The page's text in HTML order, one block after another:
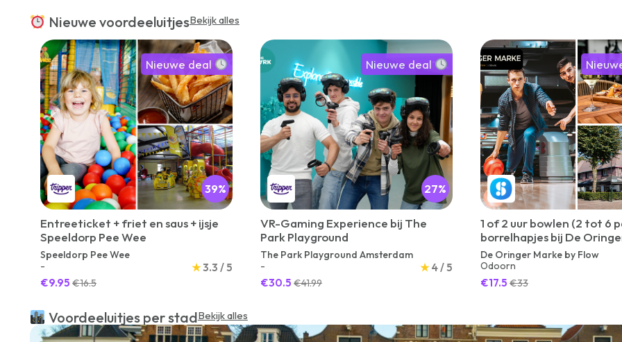
Nieuwe voordeeluitjesBekijk alles
Nieuwe deal
39%
Entreeticket + friet en saus + ijsje
Speeldorp Pee Wee
Speeldorp Pee Wee
-
★3.3 / 5
€9.95€16.5
Nieuwe deal
27%
VR-Gaming Experience bij The
Park Playground
The Park Playground Amsterdam
-
★ 4 / 5
€30.5€41.99
1 of 2 uur bowlen (2 tot 6
borrelhapjes bij De
De Oringer Marke by Flow
Odoorn
€17.5€33
Voordeeluitjes per stadBekijk alles